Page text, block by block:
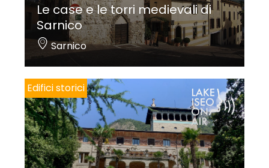
Le case e le torri medievali di
Sarnico
Sarnico
Edifici storici